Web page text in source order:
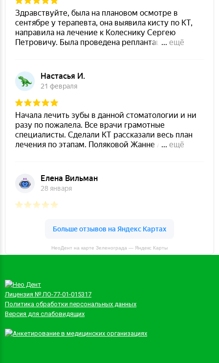
НеоДент на карте Зеленограда — Яндекс Карты
Лицензия № ЛО-77-01-015317
Политика обработки персональных данных
Версия для слабовидящих